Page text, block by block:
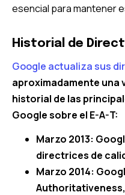
esencial para mantener
Historial de
Google actualiza sus
aproximadamente una
historial de las
Google sobre el E-A-T:
Marzo 2013:
directrices de
Marzo 2014: